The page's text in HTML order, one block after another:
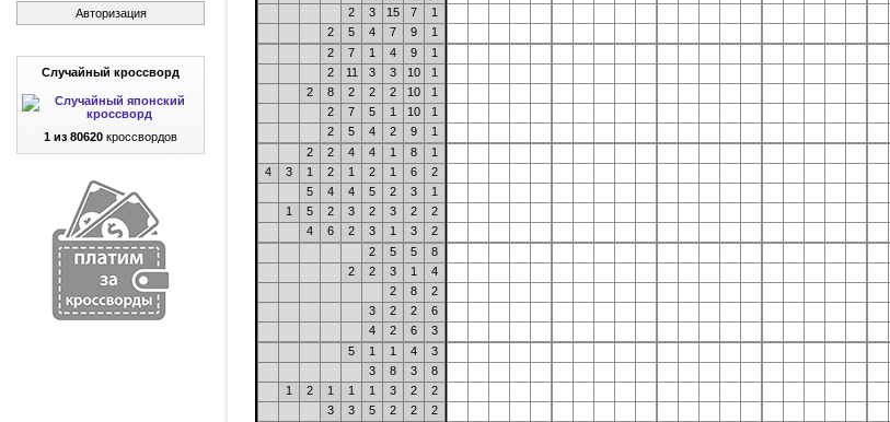
Авторизация
Случайный кроссворд
1 из 80620 кроссвордов
2
3 15 7
1
2
5 4 7 9
1
2
7 1 4 9
1
2
11 3 3 10
1
2
8 2 2 2 10
1
2
7 5 1 10
1
2
5 4 2 9
1
2
2 4 4 1 8
1
4
3 1 2 1 2 1 6
2
5
4 4 5 2 3
1
1
5 2 3 2 3 2
2
4
6 2 3 1 3
2
2
5 5
8
2
2 3 1
4
2
8
2
3
2 2
6
4
2 6
3
5
1 1 4
3
3
8 3
8
1
2 1 1 1 3 2
2
3
3 5 2 2
2